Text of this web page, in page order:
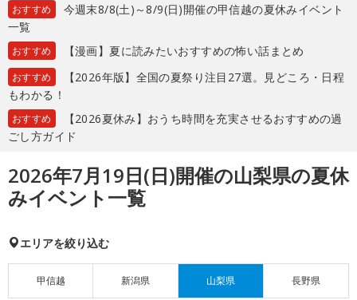
おすすめ
今週末8/8(土)～8/9(日)開催の甲信越の夏休みイベント
一覧
おすすめ 【漫画】夏に読みたいおすすめの怖い話まとめ
おすすめ
【2026年版】全国の夏祭り注目27選。見どころ・日程
もわかる！
おすすめ
【2026夏休み】おうち時間を充実させるおすすめの過
ごし方ガイド
2026年7月19日(日)開催の山梨県の夏休
みイベント一覧
エリアを絞り込む
甲信越 新潟県 山梨県 長野県